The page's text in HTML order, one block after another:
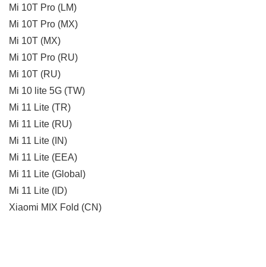
Mi 10T Pro (LM)
Mi 10T Pro (MX)
Mi 10T (MX)
Mi 10T Pro (RU)
Mi 10T (RU)
Mi 10 lite 5G (TW)
Mi 11 Lite (TR)
Mi 11 Lite (RU)
Mi 11 Lite (IN)
Mi 11 Lite (EEA)
Mi 11 Lite (Global)
Mi 11 Lite (ID)
Xiaomi MIX Fold (CN)